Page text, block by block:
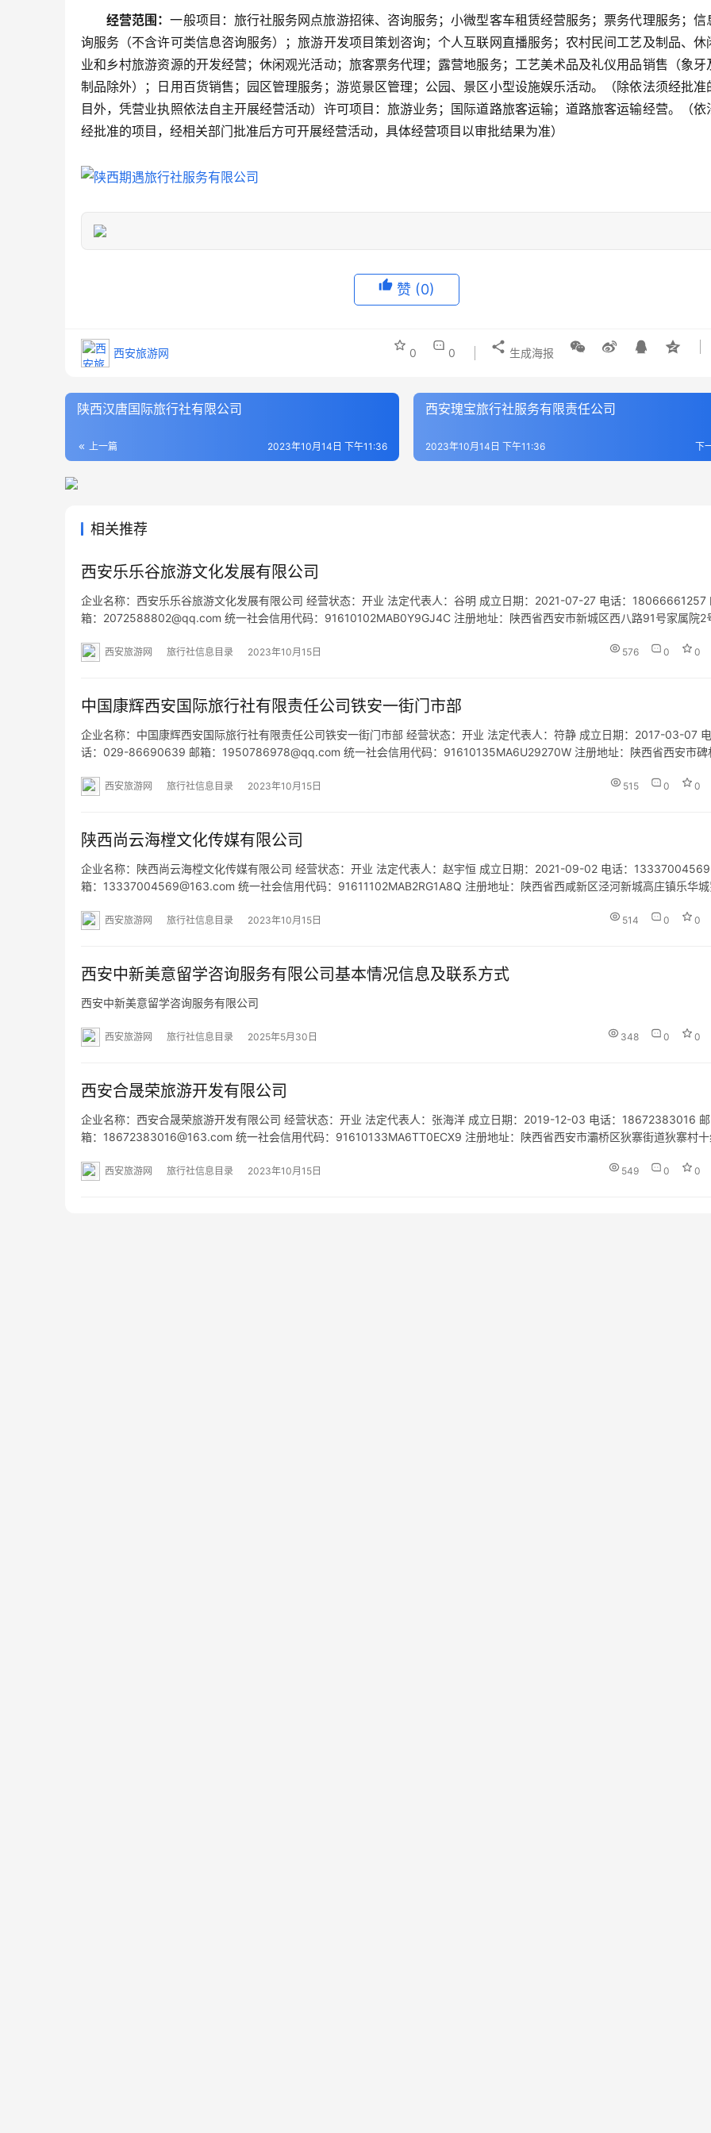
经营范围：一般项目：旅行社服务网点旅游招徕、咨询服务；小微型客车租赁经营服务；票务代理服务；信
询服务（不含许可类信息咨询服务）；旅游开发项目策划咨询；个人互联网直播服务；农村民间工艺及制品、休
业和乡村旅游资源的开发经营；休闲观光活动；旅客票务代理；露营地服务；工艺美术品及礼仪用品销售（象牙
制品除外）；日用百货销售；园区管理服务；游览景区管理；公园、景区小型设施娱乐活动。（除依法须经批准
目外，凭营业执照依法自主开展经营活动）许可项目：旅游业务；国际道路旅客运输；道路旅客运输经营。（依
经批准的项目，经相关部门批准后方可开展经营活动，具体经营项目以审批结果为准）
赞 (0)
西安旅游网 0 0 生成海报
陕西汉唐国际旅行社有限公司
上一篇 2023年10月14日 下午11:36
西安瑰宝旅行社服务有限责任公司
下
2023年10月14日 下午11:36
相关推荐
西安乐乐谷旅游文化发展有限公司
企业名称：西安乐乐谷旅游文化发展有限公司 经营状态：开业 法定代表人：谷明 成立日期：2021-07-27 电话：18066661257
箱：2072588802@qq.com 统一社会信用代码：91610102MAB0Y9GJ4C 注册地址：陕西省西安市新城区西八路91号家属院2
西安旅游网 旅行社信息目录 2023年10月15日 576 0 0
中国康辉西安国际旅行社有限责任公司铁安一街门市部
企业名称：中国康辉西安国际旅行社有限责任公司铁安一街门市部 经营状态：开业 法定代表人：符静 成立日期：2017-03-07 电
话：029-86690639 邮箱：1950786978@qq.com 统一社会信用代码：91610135MA6U29270W 注册地址：陕西省西安市碑
西安旅游网 旅行社信息目录 2023年10月15日 515 0 0
陕西尚云海樘文化传媒有限公司
企业名称：陕西尚云海樘文化传媒有限公司 经营状态：开业 法定代表人：赵宇恒 成立日期：2021-09-02 电话：
箱：13337004569@163.com 统一社会信用代码：91611102MAB2RG1A8Q 注册地址：陕西省西咸新区泾河新城高庄镇乐华
西安旅游网 旅行社信息目录 2023年10月15日 514 0 0
西安中新美意留学咨询服务有限公司基本情况信息及联系方式
西安中新美意留学咨询服务有限公司
西安旅游网 旅行社信息目录 2025年5月30日 348 0 0
西安合晟荣旅游开发有限公司
企业名称：西安合晟荣旅游开发有限公司 经营状态：开业 法定代表人：张海洋 成立日期：2019-12-03 电话：18672383016 邮
箱：18672383016@163.com 统一社会信用代码：91610133MA6TT0ECX9 注册地址：陕西省西安市灞桥区狄寨街道狄寨村
西安旅游网 旅行社信息目录 2023年10月15日 549 0 0